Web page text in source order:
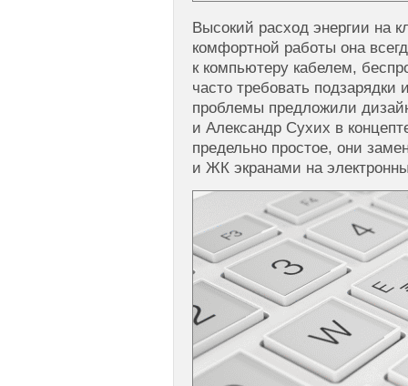
Высокий расход энергии на
комфортной работы она
к компьютеру кабелем,
часто требовать
проблемы предложили
и Александр Сухих в
предельно простое, они
и ЖК экранами на